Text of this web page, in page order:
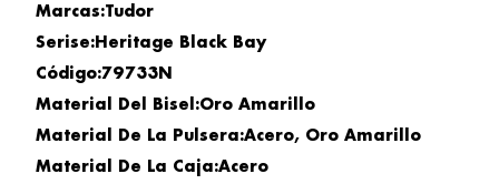
Marcas:Tudor
Serise:Heritage Black Bay
Código:79733N
Material Del Bisel:Oro Amarillo
Material De La Pulsera:Acero, Oro Amarillo
Material De La Caja:Acero